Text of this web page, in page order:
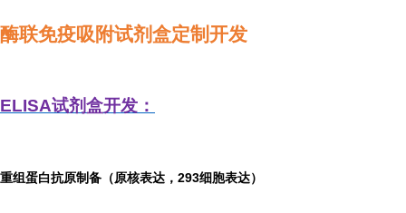
酶联免疫吸附试剂盒定制开发
ELISA试剂盒开发：
重组蛋白抗原制备（原核表达，293细胞表达）